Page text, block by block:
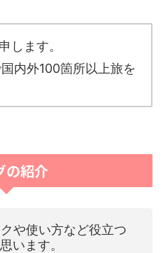
します。
内外100箇所以上旅を
の紹介
や使い方など役立つ
います。